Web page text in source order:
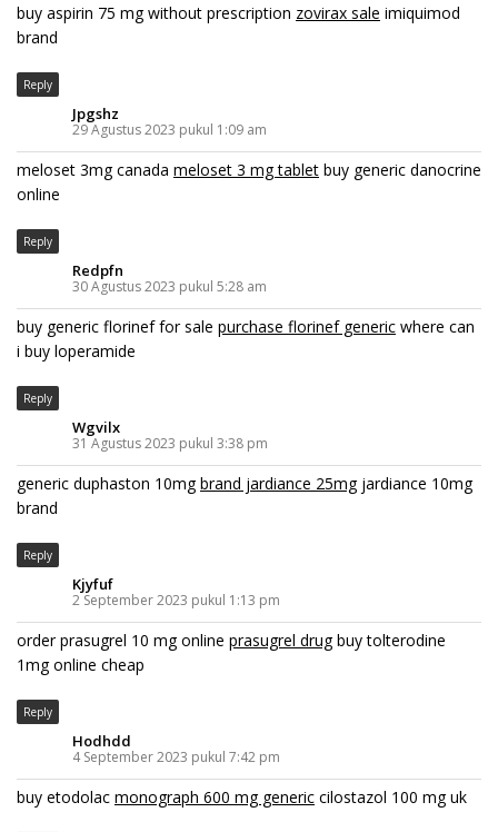
buy aspirin 75 mg without prescription zovirax sale imiquimod
brand
Reply
Jpgshz
29 Agustus 2023 pukul 1:09 am
meloset 3mg canada meloset 3 mg tablet buy generic danocrine
online
Reply
Redpfn
30 Agustus 2023 pukul 5:28 am
buy generic florinef for sale purchase florinef generic where can
i buy loperamide
Reply
Wgvilx
31 Agustus 2023 pukul 3:38 pm
generic duphaston 10mgbrand jardiance 25mgjardiance 10mg
brand
Reply
Kjyfuf
2 September 2023 pukul 1:13 pm
order prasugrel 10 mg online prasugrel drugbuy tolterodine
1mg online cheap
Reply
Hodhdd
4 September 2023 pukul 7:42 pm
buy etodolac monograph 600 mg generic cilostazol 100 mg uk